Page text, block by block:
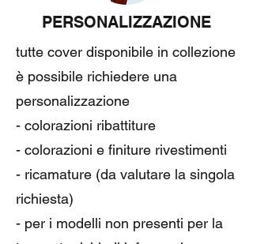
PERSONALIZZAZIONE
tutte cover disponibile in collezione
è possibile richiedere una
personalizzazione
- colorazioni ribattiture
- colorazioni e finiture rivestimenti
- ricamature (da valutare la singola
richiesta)
- per i modelli non presenti per la